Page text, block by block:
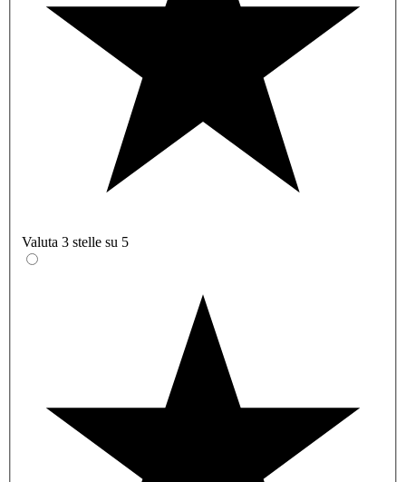
Valuta 3 stelle su 5